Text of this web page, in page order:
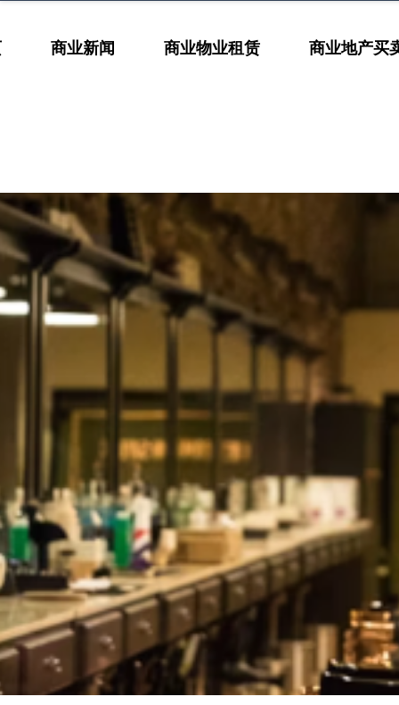
商业新闻 商业物业租赁 商业地产买